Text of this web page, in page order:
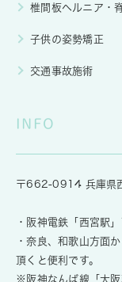
椎間板ヘルニア・
子供の姿勢矯正
交通事故施術
INFO
〒662-0914 兵庫県
・阪神電鉄「西宮駅
・奈良、和歌山方面
頂くと便利です。
※阪神なんば線「大